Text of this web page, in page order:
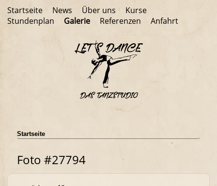
Startseite News Über uns
Kurse
Stundenplan
Galerie Referenzen Anfahrt
Startseite
Foto #27794